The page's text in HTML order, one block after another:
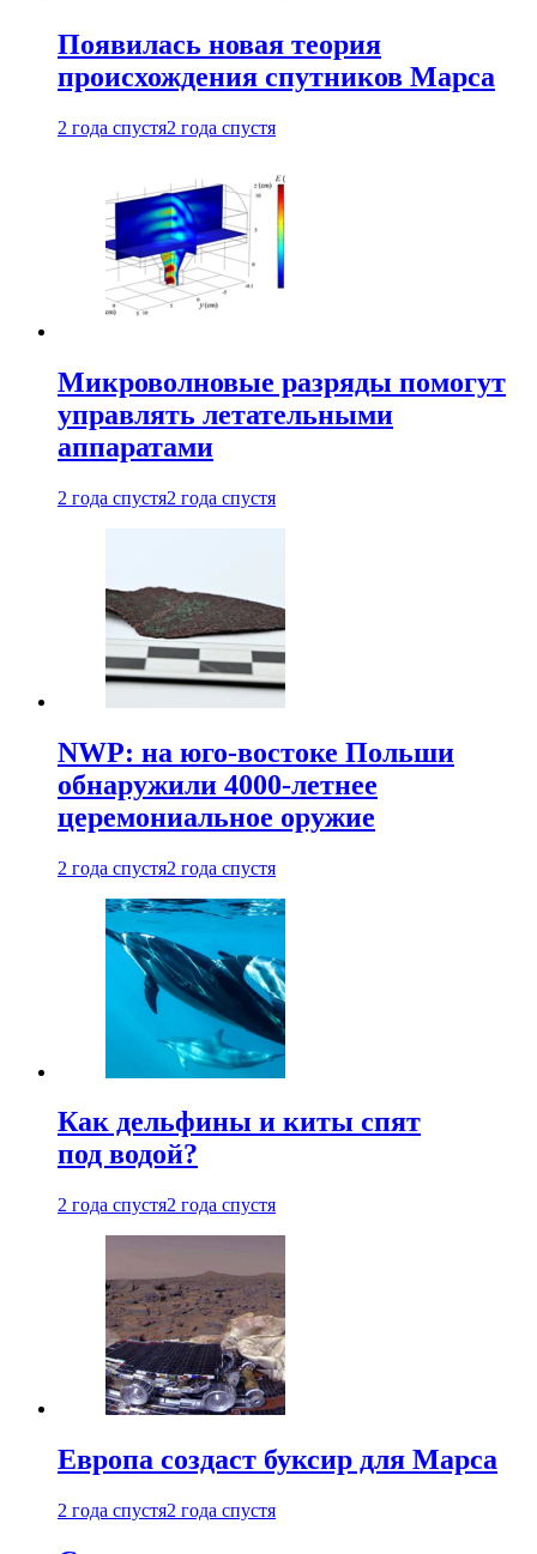
Появилась новая теория
происхождения спутников Марса
2 года спустя2 года спустя
Микроволновые разряды помогут
управлять летательными
аппаратами
2 года спустя2 года спустя
NWP: на юго-востоке Польши
обнаружили 4000-летнее
церемониальное оружие
2 года спустя2 года спустя
Как дельфины и киты спят
под водой?
2 года спустя2 года спустя
Европа создаст буксир для Марса
2 года спустя2 года спустя